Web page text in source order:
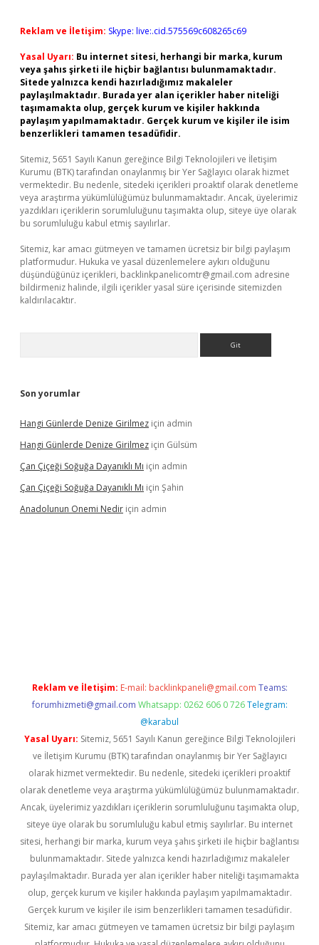
Reklam ve İletişim: Skype: live:.cid.575569c608265c69
Yasal Uyarı: Bu internet sitesi, herhangi bir marka, kurum
veya şahıs şirketi ile hiçbir bağlantısı bulunmamaktadır.
Sitede yalnızca kendi hazırladığımız makaleler
paylaşılmaktadır. Burada yer alan içerikler haber niteliği
taşımamakta olup, gerçek kurum ve kişiler hakkında
paylaşım yapılmamaktadır. Gerçek kurum ve kişiler ile isim
benzerlikleri tamamen tesadüfidir.
Sitemiz, 5651 Sayılı Kanun gereğince Bilgi Teknolojileri ve İletişim
Kurumu (BTK) tarafından onaylanmış bir Yer Sağlayıcı olarak hizmet
vermektedir. Bu nedenle, sitedeki içerikleri proaktif olarak denetleme
veya araştırma yükümlülüğümüz bulunmamaktadır. Ancak, üyelerimiz
yazdıkları içeriklerin sorumluluğunu taşımakta olup, siteye üye olarak
bu sorumluluğu kabul etmiş sayılırlar.
Sitemiz, kar amacı gütmeyen ve tamamen ücretsiz bir bilgi paylaşım
platformudur. Hukuka ve yasal düzenlemelere aykırı olduğunu
düşündüğünüz içerikleri, backlinkpanelicomtr@gmail.com adresine
bildirmeniz halinde, ilgili içerikler yasal süre içerisinde sitemizden
kaldırılacaktır.
Son yorumlar
Hangi Günlerde Denize Girilmez için admin
Hangi Günlerde Denize Girilmez için Gülsüm
Çan Çiçeği Soğuğa Dayanıklı Mı için admin
Çan Çiçeği Soğuğa Dayanıklı Mı için Şahin
Anadolunun Onemi Nedir için admin
Reklam ve İletişim: E-mail: backlinkpaneli@gmail.com Teams:
forumhizmeti@gmail.com Whatsapp: 0262 606 0 726 Telegram:
@karabul
Yasal Uyarı: Sitemiz, 5651 Sayılı Kanun gereğince Bilgi Teknolojileri
ve İletişim Kurumu (BTK) tarafından onaylanmış bir Yer Sağlayıcı
olarak hizmet vermektedir. Bu nedenle, sitedeki içerikleri proaktif
olarak denetleme veya araştırma yükümlülüğümüz bulunmamaktadır.
Ancak, üyelerimiz yazdıkları içeriklerin sorumluluğunu taşımakta olup,
siteye üye olarak bu sorumluluğu kabul etmiş sayılırlar. Bu internet
sitesi, herhangi bir marka, kurum veya şahıs şirketi ile hiçbir bağlantısı
bulunmamaktadır. Sitede yalnızca kendi hazırladığımız makaleler
paylaşılmaktadır. Burada yer alan içerikler haber niteliği taşımamakta
olup, gerçek kurum ve kişiler hakkında paylaşım yapılmamaktadır.
Gerçek kurum ve kişiler ile isim benzerlikleri tamamen tesadüfidir.
Sitemiz, kar amacı gütmeyen ve tamamen ücretsiz bir bilgi paylaşım